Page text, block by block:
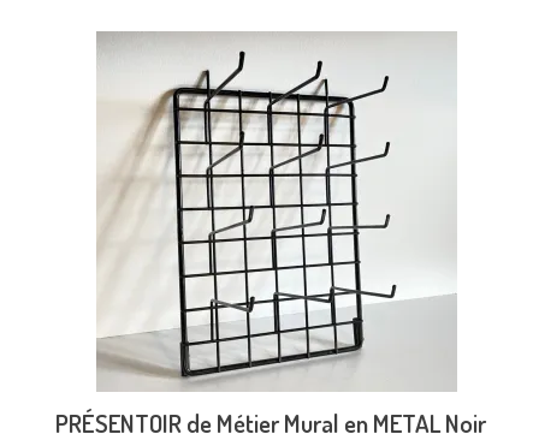
PRÉSENTOIR de Métier Mural en METAL Noir